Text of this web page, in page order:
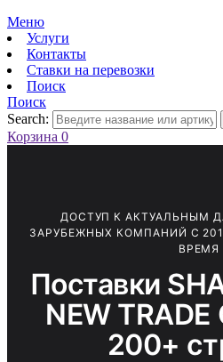
Меню
Услуги
Контакты
Ставки на перевозки
Поиск
Поиск
Search:
Корзина 0
ДОСТУП К АКТУАЛЬНЫМ
ЗАРУБЕЖНЫХ КОМПАНИЙ С
ВРЕМЯ
Поставки
NEW
200+